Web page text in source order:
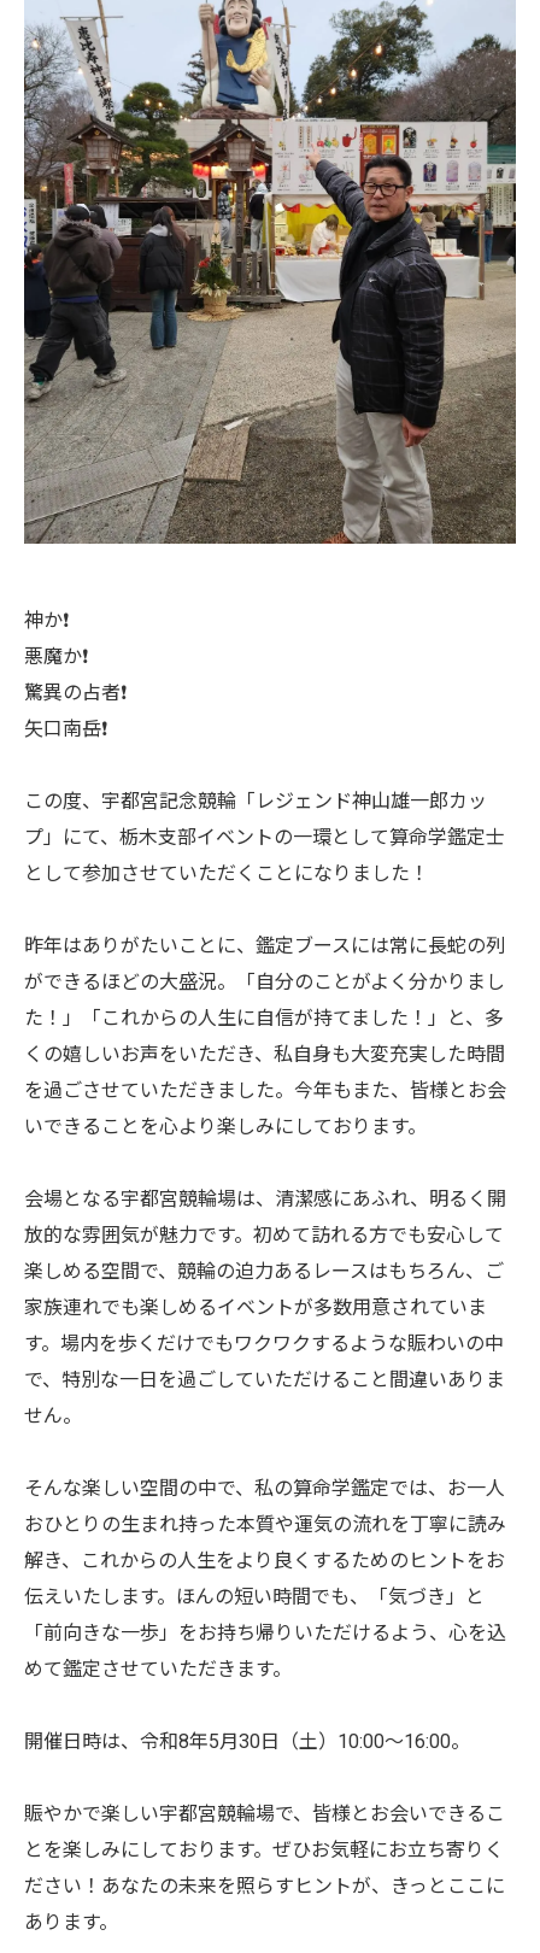
神か❗
悪魔か❗
驚異の占者❗
矢口南岳❗
この度、宇都宮記念競輪「レジェンド神山雄一郎カッ
プ」にて、栃木支部イベントの一環として算命学鑑定士
として参加させていただくことになりました！
昨年はありがたいことに、鑑定ブースには常に長蛇の列
ができるほどの大盛況。「自分のことがよく分かりまし
た！」「これからの人生に自信が持てました！」と、多
くの嬉しいお声をいただき、私自身も大変充実した時間
を過ごさせていただきました。今年もまた、皆様とお会
いできることを心より楽しみにしております。
会場となる宇都宮競輪場は、清潔感にあふれ、明るく開
放的な雰囲気が魅力です。初めて訪れる方でも安心して
楽しめる空間で、競輪の迫力あるレースはもちろん、ご
家族連れでも楽しめるイベントが多数用意されていま
す。場内を歩くだけでもワクワクするような賑わいの中
で、特別な一日を過ごしていただけること間違いありま
せん。
そんな楽しい空間の中で、私の算命学鑑定では、お一人
おひとりの生まれ持った本質や運気の流れを丁寧に読み
解き、これからの人生をより良くするためのヒントをお
伝えいたします。ほんの短い時間でも、「気づき」と
「前向きな一歩」をお持ち帰りいただけるよう、心を込
めて鑑定させていただきます。
開催日時は、令和8年5月30日（土）10:00～16:00。
賑やかで楽しい宇都宮競輪場で、皆様とお会いできるこ
とを楽しみにしております。ぜひお気軽にお立ち寄りく
ださい！あなたの未来を照らすヒントが、きっとここに
あります。